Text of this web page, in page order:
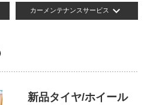
カーメンテナンスサービス expand_more
新品タイヤ/ホイール